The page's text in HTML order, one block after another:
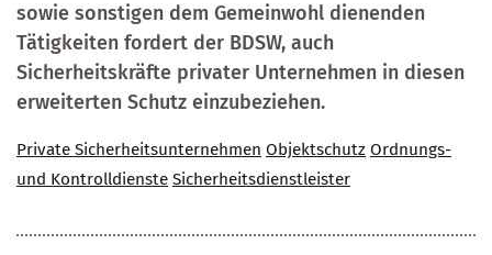
sowie sonstigen dem Gemeinwohl dienenden
Tätigkeiten fordert der BDSW, auch
Sicherheitskräfte privater Unternehmen in diesen
erweiterten Schutz einzubeziehen.
Private Sicherheitsunternehmen Objektschutz Ordnungs-
und Kontrolldienste Sicherheitsdienstleister